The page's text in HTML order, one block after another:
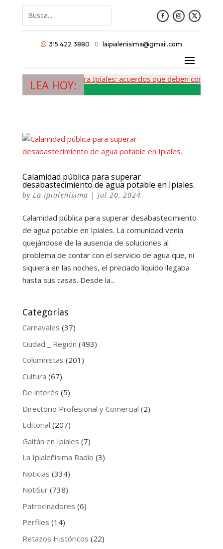
 315 422 3880  laipialenisima@gmail.com
LEA HOY:La Tercera Ipiales: acuerdos que deben
Calamidad pública para superar
desabastecimiento de agua potable en Ipiales.
by La Ipialeñísima | Jul 20, 2024
Calamidad pública para superar desabastecimiento
de agua potable en Ipiales. La comunidad venia
quejándose de la ausencia de soluciones al
problema de contar con el servicio de agua que, ni
siquiera en las noches, el preciado líquido llegaba
hasta sus casas. Desde la...
Categorías
Carnavales (37)
Ciudad _ Región (493)
Columnistas (201)
Cultura (67)
De interés (5)
Directorio Profesional y Comercial (2)
Editorial (207)
Gaitán en Ipiales (7)
La Ipialeñísima Radio (3)
Noticias (334)
NotiSur(738)
Patrocinadores (6)
Perfiles (14)
Retazos Históricos (22)